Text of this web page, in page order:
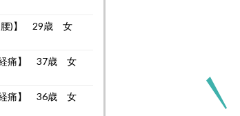
腰)】 29歳 女
経痛】 37歳 女
経痛】 36歳 女